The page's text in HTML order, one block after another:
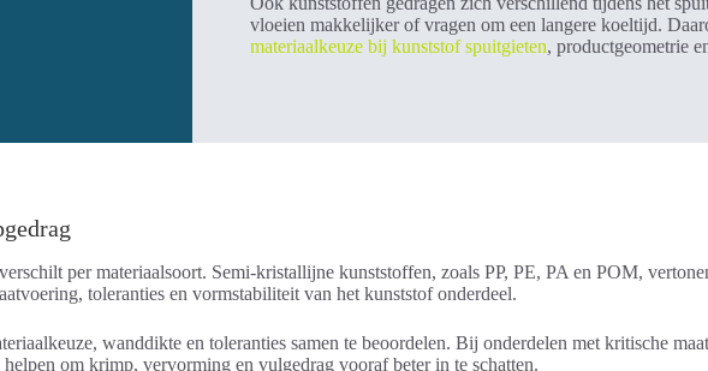
vloeien makkelijker of vragen om een langere koeltijd.
materiaalkeuze bij kunststof spuitgieten, productgeometrie
per materiaalsoort. Semi-kristallijne kunststoffen, zoals PP, PE, PA en POM,
toleranties en vormstabiliteit van het kunststof onderdeel.
wanddikte en toleranties samen te beoordelen. Bij onderdelen met kritische
helpen om krimp, vervorming en vulgedrag vooraf beter in te schatten.